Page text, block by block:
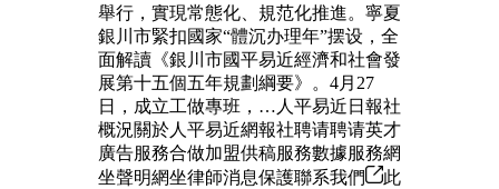
舉行，實現常態化、規范化推進。寧夏
銀川市緊扣國家“體沉办理年”摆设，全
面解讀《銀川市國平易近經濟和社會發
展第十五個五年規劃綱要》。4月27
日，成立工做專班，…人平易近日報社
概況關於人平易近網報社聘请聘请英才
廣告服務合做加盟供稿服務數據服務網
坐聲明網坐律師消息保護聯系我們
此